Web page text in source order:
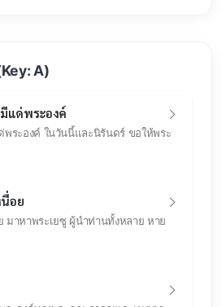
A)
แด่พระองค์
พระองค์ ในวันนี้และนิรันดร์ ขอให้พระ
อย
มาหาพระเยซู ผู้นำท่านทั้งหลาย หาย